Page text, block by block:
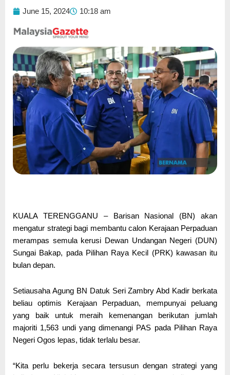
June 15, 2024 10:18 am
KUALA TERENGGANU – Barisan Nasional (BN) akan
mengatur strategi bagi membantu calon Kerajaan Perpaduan
merampas semula kerusi Dewan Undangan Negeri (DUN)
Sungai Bakap, pada Pilihan Raya Kecil (PRK) kawasan itu
bulan depan.
Setiausaha Agung BN Datuk Seri Zambry Abd Kadir berkata
beliau optimis Kerajaan Perpaduan, mempunyai peluang
yang baik untuk meraih kemenangan berikutan jumlah
majoriti 1,563 undi yang dimenangi PAS pada Pilihan Raya
Negeri Ogos lepas, tidak terlalu besar.
“Kita perlu bekerja secara tersusun dengan strategi yang